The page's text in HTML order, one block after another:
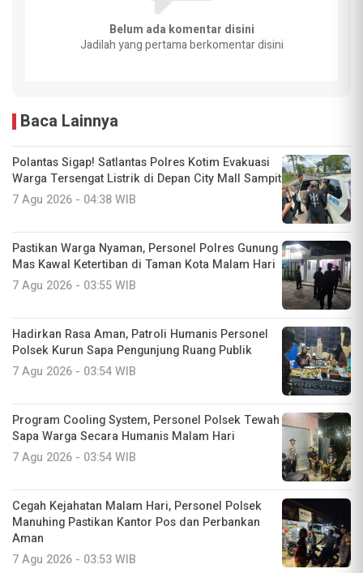
Belum ada komentar disini
Jadilah yang pertama berkomentar disini
Baca Lainnya
Polantas Sigap! Satlantas Polres Kotim Evakuasi
Warga Tersengat Listrik di Depan City Mall Sampit
7 Agu 2026 - 04:38 WIB
Pastikan Warga Nyaman, Personel Polres Gunung
Mas Kawal Ketertiban di Taman Kota Malam Hari
7 Agu 2026 - 03:55 WIB
Hadirkan Rasa Aman, Patroli Humanis Personel
Polsek Kurun Sapa Pengunjung Ruang Publik
7 Agu 2026 - 03:54 WIB
Program Cooling System, Personel Polsek Tewah
Sapa Warga Secara Humanis Malam Hari
7 Agu 2026 - 03:54 WIB
Cegah Kejahatan Malam Hari, Personel Polsek
Manuhing Pastikan Kantor Pos dan Perbankan
Aman
7 Agu 2026 - 03:53 WIB